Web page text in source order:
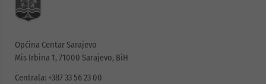
Općina Centar Sarajevo
Mis Irbina 1, 71000 Sarajevo, BiH
Centrala: +387 33 56 23 00